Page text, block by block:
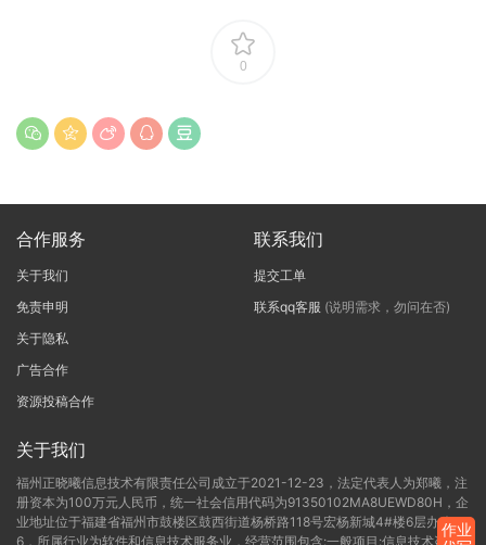
0
合作服务
关于我们
免责申明
关于隐私
广告合作
资源投稿合作
联系我们
提交工单
联系qq客服 (说明需求，勿问在否)
关于我们
福州正晓曦信息技术有限责任公司成立于2021-12-23，法定代表人为郑曦，注
册资本为100万元人民币，统一社会信用代码为91350102MA8UEWD80H，企
业地址位于福建省福州市鼓楼区鼓西街道杨桥路118号宏杨新城4#楼6层办公C-
6，所属行业为软件和信息技术服务业，经营范围包含:一般项目:信息技术咨询
作业